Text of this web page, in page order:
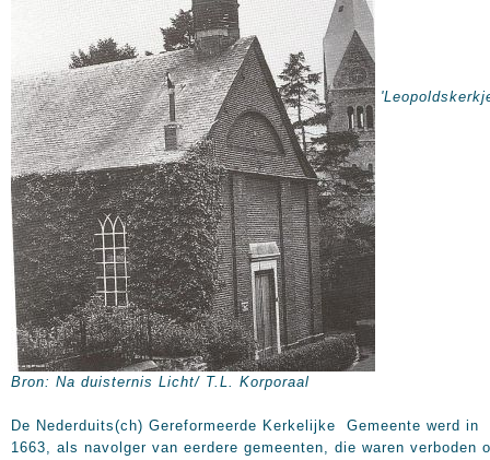
Bron: Na duisternis Licht/ T.L. Korporaal
De Nederduits(ch) Gereformeerde Kerkelijke Gemeente werd in
1663, als navolger van eerdere gemeenten, die waren verboden